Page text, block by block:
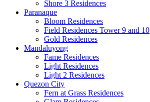
Shore 3 Residences
Paranaque
Bloom Residences
Field Residences Tower 9 and 10
Gold Residences
Mandaluyong
Fame Residences
Light Residences
Light 2 Residences
Quezon City
Fern at Grass Residences